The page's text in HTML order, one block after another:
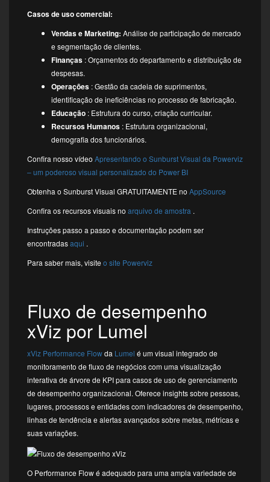
Casos de uso comercial:
Vendas e Marketing: Análise de participação de mercado
e segmentação de clientes.
Finanças : Orçamentos do departamento e distribuição de
despesas.
Operações : Gestão da cadeia de suprimentos,
identificação de ineficiências no processo de fabricação.
Educação : Estrutura do curso, criação curricular.
Recursos Humanos : Estrutura organizacional,
demografia dos funcionários.
Confira nosso vídeo Apresentando o Sunburst Visual da Powerviz
– um poderoso visual personalizado do Power BI
Obtenha o Sunburst Visual GRATUITAMENTE no AppSource
Confira os recursos visuais no arquivo de amostra .
Instruções passo a passo e documentação podem ser
encontradasaqui .
Para saber mais, visite o site Powerviz
Fluxo de desempenho
xViz por Lumel
xViz Performance Flowda Lumel é um visual integrado de
monitoramento de fluxo de negócios com uma visualização
interativa de árvore de KPI para casos de uso de gerenciamento
de desempenho organizacional. Oferece insights sobre pessoas,
lugares, processos e entidades com indicadores de desempenho,
linhas de tendência e alertas avançados sobre metas, métricas e
suas variações.
O Performance Flow é adequado para uma ampla variedade de